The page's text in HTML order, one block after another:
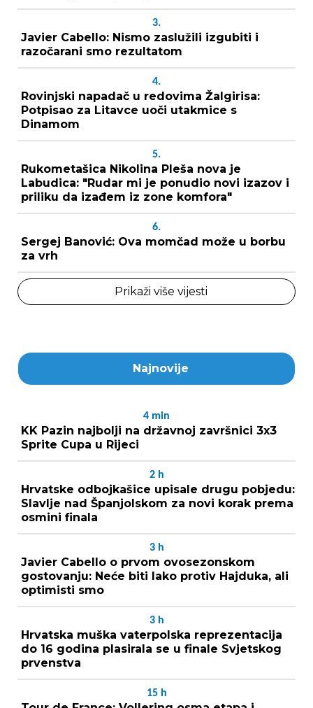
3.
Javier Cabello: Nismo zaslužili izgubiti i
razočarani smo rezultatom
4.
Rovinjski napadač u redovima Žalgirisa:
Potpisao za Litavce uoči utakmice s
Dinamom
5.
Rukometašica Nikolina Pleša nova je
Labudica: "Rudar mi je ponudio novi izazov i
priliku da izađem iz zone komfora"
6.
Sergej Banović: Ova momčad može u borbu
za vrh
Prikaži više vijesti
Najnovije
4 min
KK Pazin najbolji na državnoj završnici 3x3
Sprite Cupa u Rijeci
2 h
Hrvatske odbojkašice upisale drugu pobjedu:
Slavlje nad Španjolskom za novi korak prema
osmini finala
3 h
Javier Cabello o prvom ovosezonskom
gostovanju: Neće biti lako protiv Hajduka, ali
optimisti smo
3 h
Hrvatska muška vaterpolska reprezentacija
do 16 godina plasirala se u finale Svjetskog
prvenstva
15 h